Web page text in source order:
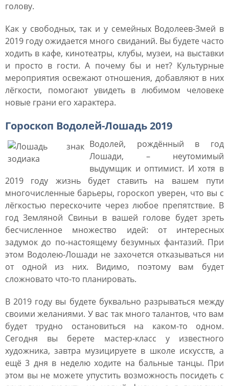
голову.
Как у свободных, так и у семейных Водолеев-Змей в
2019 году ожидается много свиданий. Вы будете часто
ходить в кафе, кинотеатры, клубы, музеи, на выставки
и просто в гости. А почему бы и нет? Культурные
мероприятия освежают отношения, добавляют в них
лёгкости, помогают увидеть в любимом человеке
новые грани его характера.
Гороскоп Водолей-Лошадь 2019
Водолей, рождённый в год
Лошади, – неутомимый
выдумщик и оптимист. И хотя в
2019 году жизнь будет ставить на вашем пути
многочисленные барьеры, гороскоп уверен, что вы с
лёгкостью перескочите через любое препятствие. В
год Земляной Свиньи в вашей голове будет зреть
бесчисленное множество идей: от интересных
задумок до по-настоящему безумных фантазий. При
этом Водолею-Лошади не захочется отказываться ни
от одной из них. Видимо, поэтому вам будет
сложновато что-то планировать.
В 2019 году вы будете буквально разрываться между
своими желаниями. У вас так много талантов, что вам
будет трудно остановиться на каком-то одном.
Сегодня вы берете мастер-класс у известного
художника, завтра музицируете в школе искусств, а
ещё 3 дня в неделю ходите на бальные танцы. При
этом вы не можете упустить возможность посидеть с